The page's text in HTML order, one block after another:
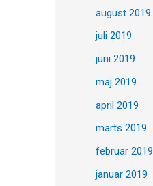
august 2019
juli 2019
juni 2019
maj 2019
april 2019
marts 2019
februar 2019
januar 2019